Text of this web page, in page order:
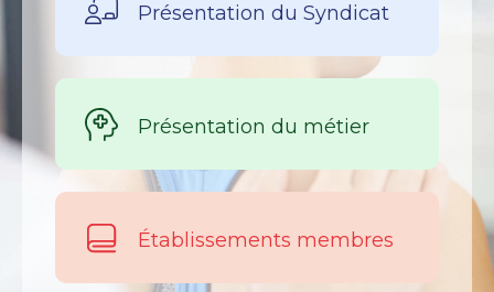
Présentation du Syndicat
Présentation du métier
Établissements membres